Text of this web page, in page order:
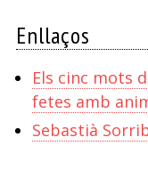
Enllaços
Els cinc mots
fetes amb
Sebastià